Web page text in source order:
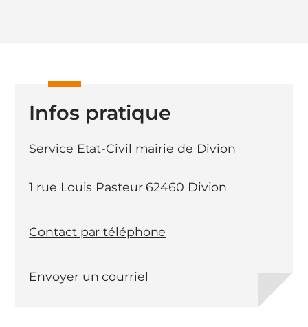
Infos pratique
Service Etat-Civil mairie de Divion
1 rue Louis Pasteur 62460 Divion
Contact par téléphone
Envoyer un courriel